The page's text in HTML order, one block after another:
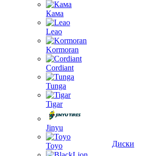
Кама
Leao
Kormoran
Cordiant
Tunga
Tigar
Jinyu
Toyo
Диски